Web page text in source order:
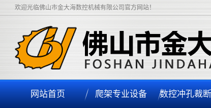
欢迎光临佛山市金大海数控机械有限公司官方网站！
网站首页 爬架专业设备 数控冲孔裁